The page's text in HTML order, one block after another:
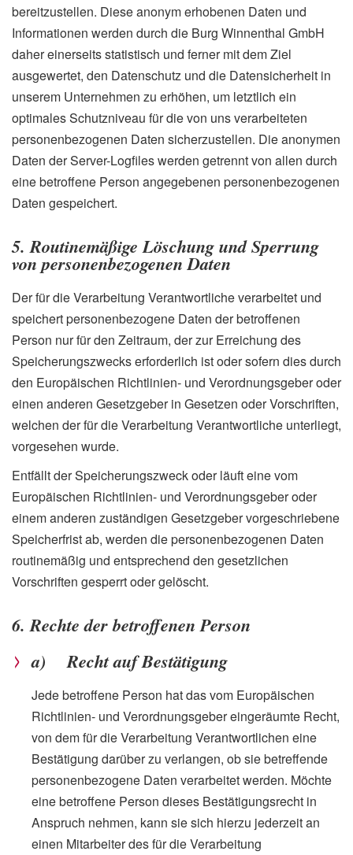
bereitzustellen. Diese anonym erhobenen Daten und
Informationen werden durch die Burg Winnenthal GmbH
daher einerseits statistisch und ferner mit dem Ziel
ausgewertet, den Datenschutz und die Datensicherheit in
unserem Unternehmen zu erhöhen, um letztlich ein
optimales Schutzniveau für die von uns verarbeiteten
personenbezogenen Daten sicherzustellen. Die anonymen
Daten der Server-Logfiles werden getrennt von allen durch
eine betroffene Person angegebenen personenbezogenen
Daten gespeichert.
5. Routinemäßige Löschung und Sperrung
von personenbezogenen Daten
Der für die Verarbeitung Verantwortliche verarbeitet und
speichert personenbezogene Daten der betroffenen
Person nur für den Zeitraum, der zur Erreichung des
Speicherungszwecks erforderlich ist oder sofern dies durch
den Europäischen Richtlinien- und Verordnungsgeber oder
einen anderen Gesetzgeber in Gesetzen oder Vorschriften,
welchen der für die Verarbeitung Verantwortliche unterliegt,
vorgesehen wurde.
Entfällt der Speicherungszweck oder läuft eine vom
Europäischen Richtlinien- und Verordnungsgeber oder
einem anderen zuständigen Gesetzgeber vorgeschriebene
Speicherfrist ab, werden die personenbezogenen Daten
routinemäßig und entsprechend den gesetzlichen
Vorschriften gesperrt oder gelöscht.
6. Rechte der betroffenen Person
a) Recht auf Bestätigung
Jede betroffene Person hat das vom Europäischen
Richtlinien- und Verordnungsgeber eingeräumte Recht,
von dem für die Verarbeitung Verantwortlichen eine
Bestätigung darüber zu verlangen, ob sie betreffende
personenbezogene Daten verarbeitet werden. Möchte
eine betroffene Person dieses Bestätigungsrecht in
Anspruch nehmen, kann sie sich hierzu jederzeit an
einen Mitarbeiter des für die Verarbeitung